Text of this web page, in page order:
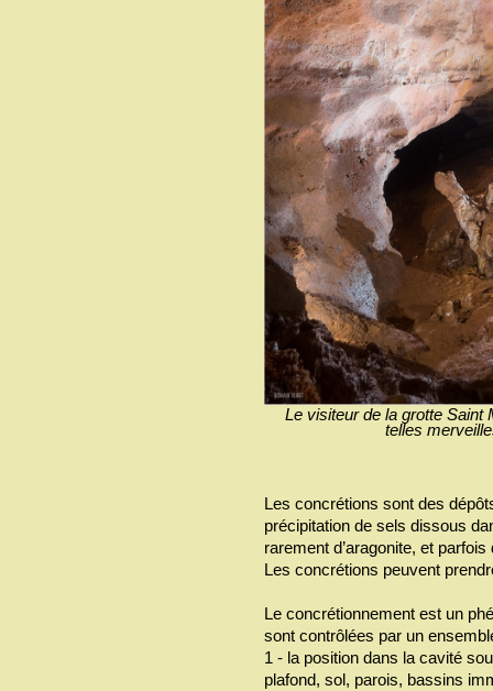
Le visiteur de la grotte Saint
telles
Les concrétions sont des
précipitation de sels dissous
rarement d’aragonite, et
Les concrétions peuvent
Le concrétionnement est un
sont contrôlées par un
1 - la position dans la cavité
plafond, sol, parois, bassins